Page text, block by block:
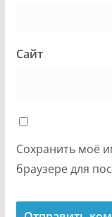
Сайт
Сохранить моё
браузере для